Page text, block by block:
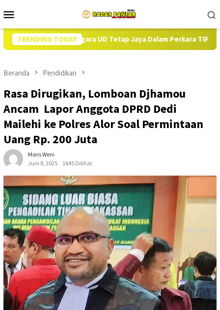
ke
Mobile
TRENDING TODAY
Negara UD Tetap Jaya Dalam Perkara TIPIKOR DD di Alor:
Beranda Pendidikan
Rasa Dirugikan, Lomboan Djhamou
Ancam Lapor Anggota DPRD Dedi
Mailehi ke Polres Alor Soal Permintaan
Uang Rp. 200 Juta
Moris Weni
Juni 8, 2025
1645 Dilihat